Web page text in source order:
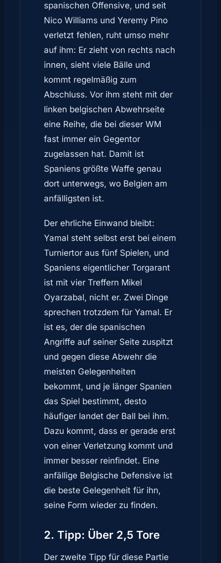
spanischen Offensive, und seit
Nico Williams und Yeremy Pino
verletzt fehlen, ruht umso mehr
auf ihm: Er zieht von rechts nach
innen, sieht viele Bälle und
kommt regelmäßig zum
Abschluss. Vor ihm steht mit der
linken belgischen Abwehrseite
eine Reihe, die bei dieser WM
fast immer ein Gegentor
zugelassen hat. Damit ist
Spaniens größte Waffe genau
dort unterwegs, wo Belgien am
anfälligsten ist.
Der ehrliche Einwand bleibt:
Yamal steht selbst erst bei einem
Turniertor aus fünf Spielen, und
Spaniens eigentlicher Torgarant
ist mit vier Treffern Mikel
Oyarzabal, nicht er. Zwei Dinge
sprechen trotzdem für Yamal. Er
ist es, der die spanischen
Angriffe auf seiner Seite zuspitzt
und gegen diese Abwehr die
meisten Gelegenheiten
bekommt, und je länger Spanien
das Spiel bestimmt, desto
häufiger landet der Ball bei ihm.
Dazu kommt, dass er gerade erst
von einer Verletzung kommt und
immer besser reinfindet. Eine
anfällige Belgische Defensive ist
die beste Gelegenheit für ihn,
seine Form wieder zu finden.
2. Tipp: Über 2,5 Tore
Der zweite Tipp für diese Partie